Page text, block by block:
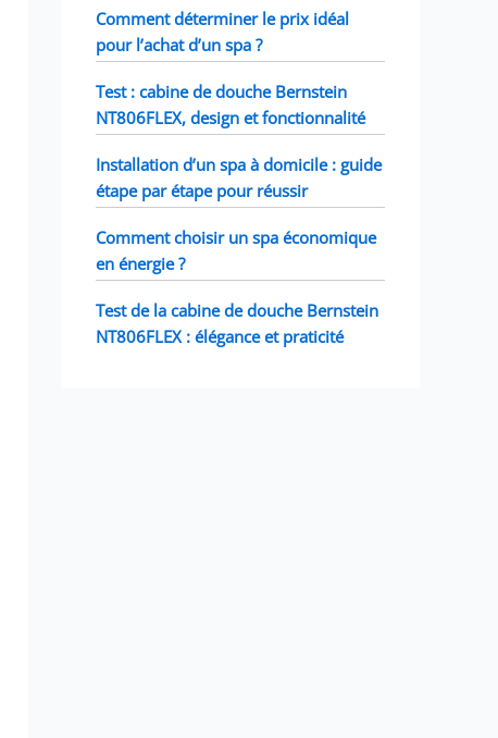
Comment déterminer le prix idéal
pour l’achat d’un spa ?
Test : cabine de douche Bernstein
NT806FLEX, design et fonctionnalité
Installation d’un spa à domicile : guide
étape par étape pour réussir
Comment choisir un spa économique
en énergie ?
Test de la cabine de douche Bernstein
NT806FLEX : élégance et praticité